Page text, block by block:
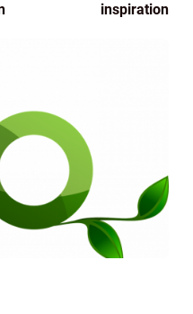
inspiration